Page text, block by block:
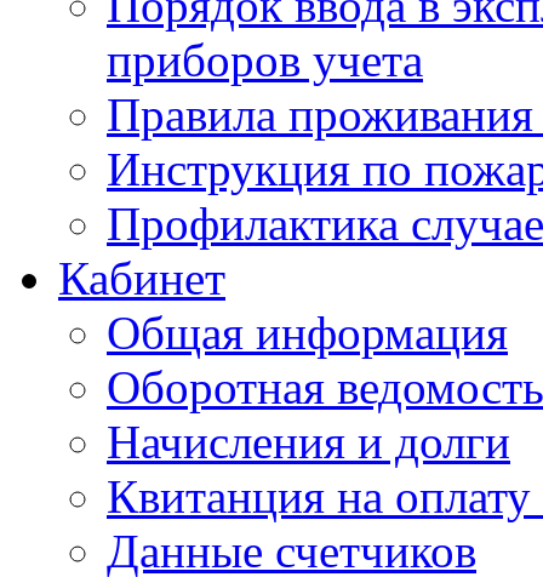
приборов учета
Правила
Инструкция по
Профилактика
Кабинет
Общая информация
Оборотная ведомость
Начисления и долги
Квитанция на
Данные счетчиков